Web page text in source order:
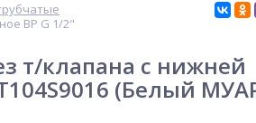
ВР G 1/2"
т/клапана с нижней
(Белый